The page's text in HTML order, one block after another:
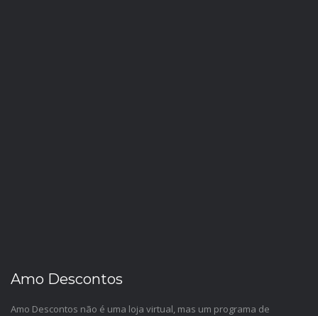
Amo Descontos
Amo Descontos não é uma loja virtual, mas um programa de